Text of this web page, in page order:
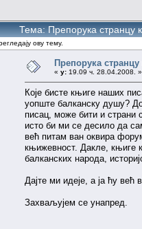
Тема: Препорука странцу
ову тему.
Препорука
« у: 19.09 ч. 28.04.2008. »
Које бисте књиге наших
уопште балканску душу?
писац, може бити и
исто би ми се десило да
већ питам ван оквира
књижевност. Дакле, књиге
балканских народа,
Дајте ми идеје, а ја ћу већ
Захваљујем се унапред.